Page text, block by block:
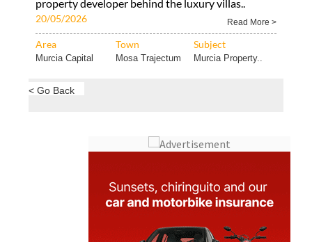
property developer behind the luxury villas..
20/05/2026 Read More >
Area Town Subject
Murcia Capital Mosa Trajectum Murcia Property..
< Go Back